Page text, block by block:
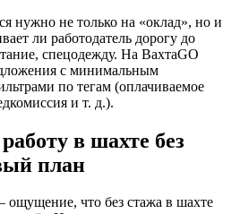
нужно не только на «оклад», но и
ли работодатель дорогу до
спецодежду. На ВахтаGO
с минимальным
по тегам (оплачиваемое
и т. д.).
в шахте без
план
ощущение, что без стажа в шахте